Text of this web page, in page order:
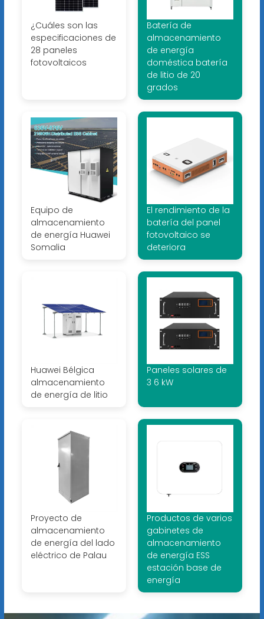
¿Cuáles son las
especificaciones de
28 paneles
fotovoltaicos
Batería de
almacenamiento
de energía
doméstica batería
de litio de 20
grados
Equipo de
almacenamiento
de energía Huawei
Somalia
El rendimiento de la
batería del panel
fotovoltaico se
deteriora
Huawei Bélgica
almacenamiento
de energía de litio
Paneles solares de
3 6 kW
Proyecto de
almacenamiento
de energía del lado
eléctrico de Palau
Productos de varios
gabinetes de
almacenamiento
de energía ESS
estación base de
energía